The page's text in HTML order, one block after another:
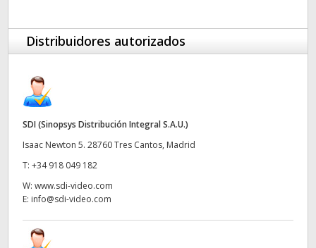
United States
Distribuidores autorizados
SDI (Sinopsys Distribución Integral S.A.U.)
Isaac Newton 5. 28760 Tres Cantos, Madrid
T: +34 918 049 182
W: www.sdi-video.com
E: info@sdi-video.com